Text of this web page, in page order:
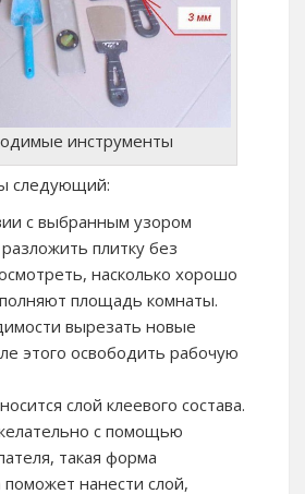
инструменты
следующий:
с выбранным узором
плитку без
насколько хорошо
площадь комнаты.
вырезать новые
этого освободить рабочую
слой клеевого состава.
с помощью
такая форма
нанести слой,